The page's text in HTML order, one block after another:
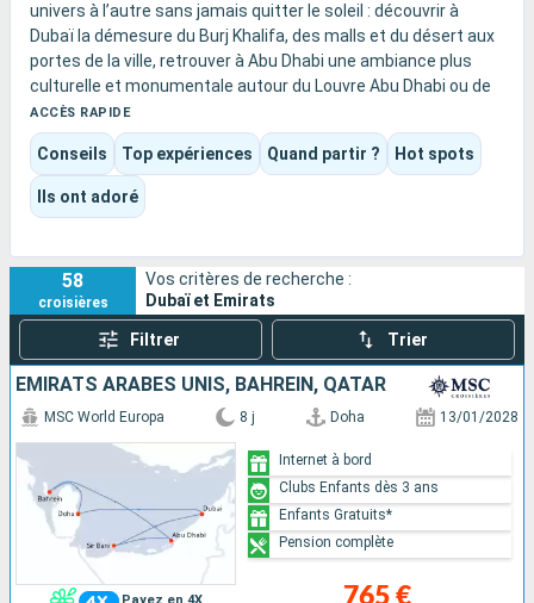
univers à l’autre sans jamais quitter le soleil : découvrir à
Dubaï la démesure du Burj Khalifa, des malls et du désert aux
portes de la ville, retrouver à Abu Dhabi une ambiance plus
culturelle et monumentale autour du Louvre Abu Dhabi ou de
la grande mosquée Sheikh Zayed, puis prolonger l’expérience
entre plages, îles comme Sir Bani Yas et escales vers Doha,
Mascate ou les fjords de Khasab.
La destination mêle très naturellement modernité
spectaculaire, culture orientale, parenthèses balnéaires et
miser sur le divertissement familial que sur une approche
plus raffinée et immersive.
ACCÈS RAPIDE
Conseils Top expériences Quand partir ? Hot spots
Ils ont adoré
58
croisières
Vos critères de recherche :
Dubaï et Emirats
Filtrer Trier
EMIRATS ARABES UNIS, BAHREIN, QATAR
MSC World Europa 8 j Doha 13/01/2028
765 €
Internet à bord
Clubs Enfants dès 3 ans
Enfants Gratuits*
Pension complète